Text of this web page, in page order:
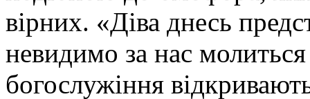
вірних. «Діва днесь
невидимо за нас
богослужіння